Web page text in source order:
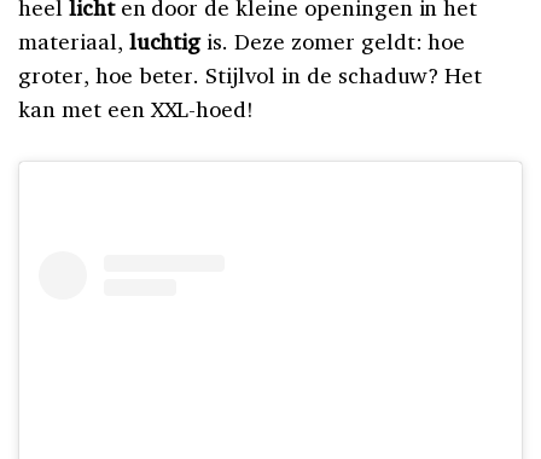
heel lichten door de kleine openingen in het
materiaal, luchtigis. Deze zomer geldt: hoe
groter, hoe beter. Stijlvol in de schaduw? Het
kan met een XXL-hoed!